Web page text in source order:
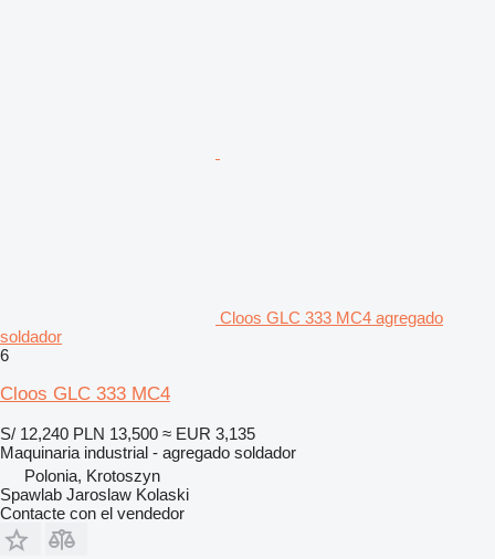
Cloos GLC 333 MC4 agregado
soldador
6
Cloos GLC 333 MC4
S/ 12,240 PLN 13,500 ≈ EUR 3,135
Maquinaria industrial - agregado soldador
Polonia, Krotoszyn
Spawlab Jaroslaw Kolaski
Contacte con el vendedor